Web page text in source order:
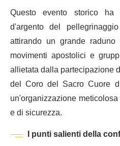
Questo evento storico
d'argento del
attirando un grande
movimenti apostolici e
allietata dalla partecipazione
del Coro del Sacro Cuore
un'organizzazione
e di sicurezza.
I punti salienti della